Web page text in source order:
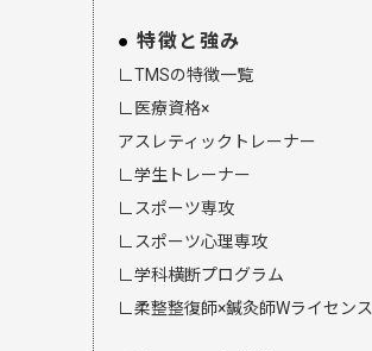
特徴と強み
∟TMSの特徴一覧
∟医療資格×
アスレティックトレーナー
∟学生トレーナー
∟スポーツ専攻
∟スポーツ心理専攻
∟学科横断プログラム
∟柔整整復師×鍼灸師Wライセンス